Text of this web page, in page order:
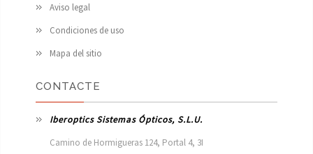
Aviso legal
Condiciones de uso
Mapa del sitio
CONTACTE
Iberoptics Sistemas Ópticos, S.L.U.
Camino de Hormigueras 124, Portal 4, 3I